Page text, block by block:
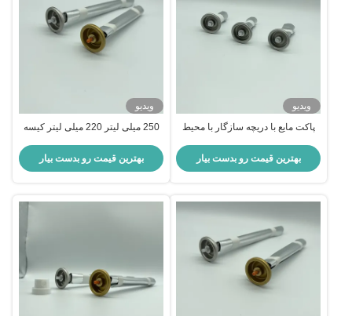
ویدیو
پاکت مایع با دریچه سازگار با محیط
بندی پایدار قابل بازیافت
بهترین قیمت رو بدست بیار
ویدیو
250 میلی لیتر 220 میلی لیتر کیسه
قابل بازیافت کارآمد و عملکرد بالا
بهترین قیمت رو بدست بیار